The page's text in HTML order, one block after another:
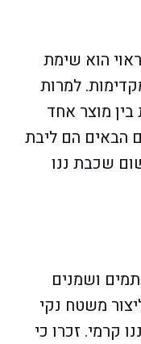
הוא שימת
למרות
מוצר אחד
הבאים הם ליבת
שכבת ננו
ושמנים
משטח נקי
קרמי. זכרו כי